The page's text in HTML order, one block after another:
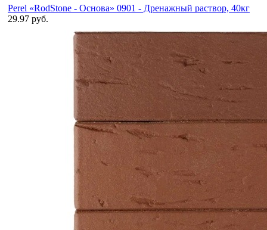
Perel «RodStone - Основа» 0901 - Дренажный раствор, 40кг
29.97 руб.